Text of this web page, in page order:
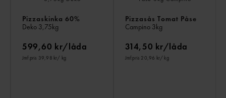
Pizzaskinka 60%
Deko 3,75kg
599,60 kr/låda
Jmf.pris 39,98 kr/ kg
Pizzasås Tomat Påse
Campino 3kg
314,50 kr/låda
Jmf.pris 20,96 kr/ kg